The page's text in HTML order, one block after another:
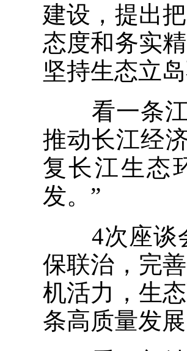
建设，提出
态度和务实
坚持生态立
看一条江
推动长江经
复长江生态
发。”
4次座谈会
保联治，完
机活力，生
条高质量发